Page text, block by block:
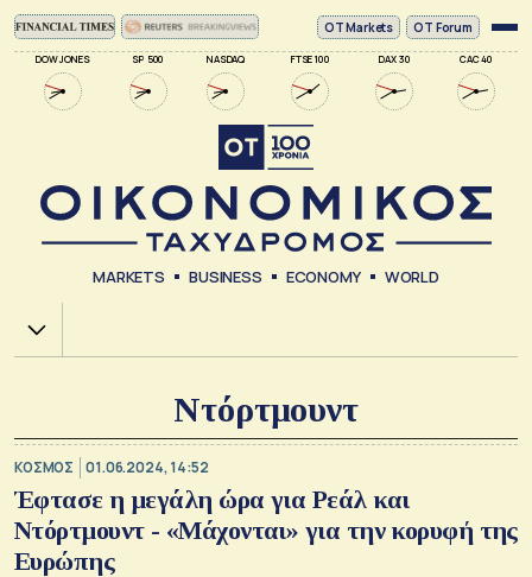
DOW JONES SP 500 NASDAQ FTSE 100 DAX 30 CAC 40
ΟΤ Markets OT Forum
MARKETS BUSINESS ECONOMY WORLD
Χ.Α.
Ντόρτμουντ
ΚΟΣΜΟΣ 01.06.2024, 14:52
Έφτασε η μεγάλη ώρα για Ρεάλ και
Ντόρτμουντ - «Μάχονται» για την κορυφή της
Ευρώπης